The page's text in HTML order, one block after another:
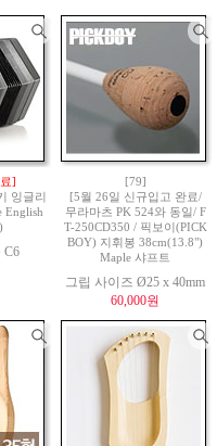
]
잉글리
English
C6
[79]
[5월 26일 신규입고 완료/
무라마츠 PK 524와 동일/ F
T-250CD350 / 픽보이(PICK
BOY) 지휘봉 38cm(13.8")
Maple 샤프트
그립 사이즈 Ø25 x 40mm
60,000원